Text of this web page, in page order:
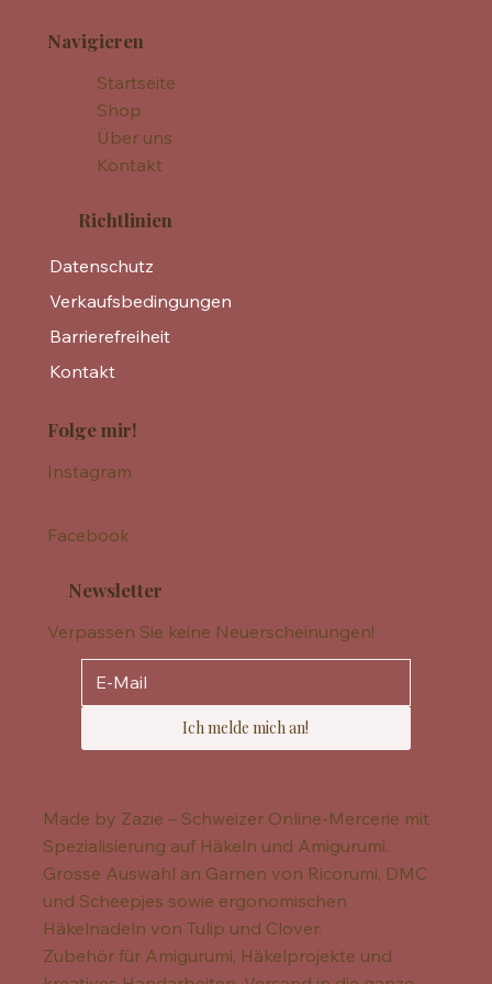
Navigieren
Startseite
Shop
Über uns
Kontakt
Richtlinien
Datenschutz
Verkaufsbedingungen
Barrierefreiheit
Kontakt
Folge mir!
Instagram
Facebook
Newsletter
Verpassen Sie keine Neuerscheinungen!
Ich melde mich an!
Made by Zazie – Schweizer Online-Mercerie mit
Spezialisierung auf Häkeln und Amigurumi.
Grosse Auswahl an Garnen von Ricorumi, DMC
und Scheepjes sowie ergonomischen
Häkelnadeln von Tulip und Clover.
Zubehör für Amigurumi, Häkelprojekte und